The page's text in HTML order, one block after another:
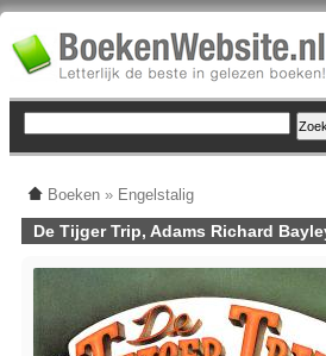
Boeken » Engelstalig
De Tijger Trip, Adams Richard